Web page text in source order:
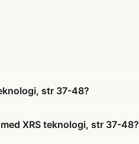
str 37-48?
XRS teknologi, str 37-48?